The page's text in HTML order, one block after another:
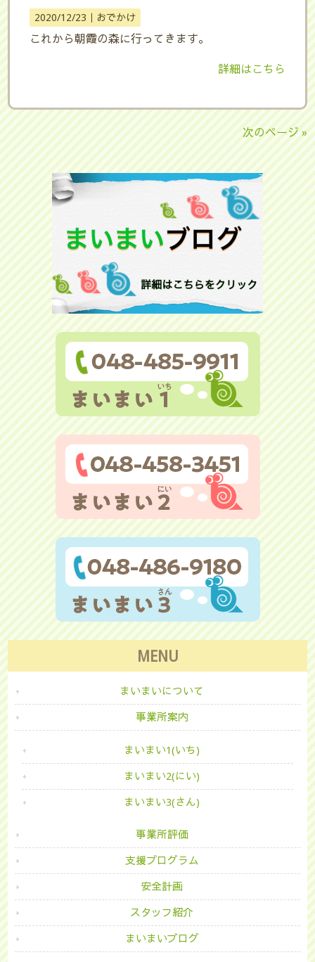
2020/12/23｜ おでかけ
これから朝霞の森に行ってきます。
詳細はこちら
次のページ »
MENU
まいまいについて
事業所案内
まいまい1(いち)
まいまい2(にい)
まいまい3(さん)
事業所評価
支援プログラム
安全計画
スタッフ紹介
まいまいブログ